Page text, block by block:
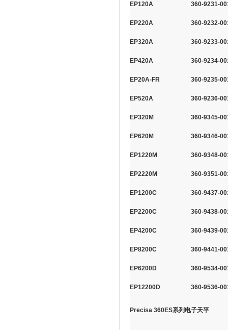
EP120A 360-9231-
EP220A 360-9232-
EP320A 360-9233-
EP420A 360-9234-
EP20A-FR 360-9235-
EP520A 360-9236-
EP320M 360-9345-
EP620M 360-9346-
EP1220M 360-9348-
EP2220M 360-9351-
EP1200C 360-9437-
EP2200C 360-9438-
EP4200C 360-9439-
EP8200C 360-9441-
EP6200D 360-9534-
EP12200D 360-9536-
Precisa 360ES系列电子天平